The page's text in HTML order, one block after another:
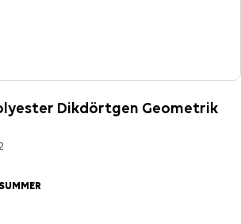
Dikdörtgen Geometrik